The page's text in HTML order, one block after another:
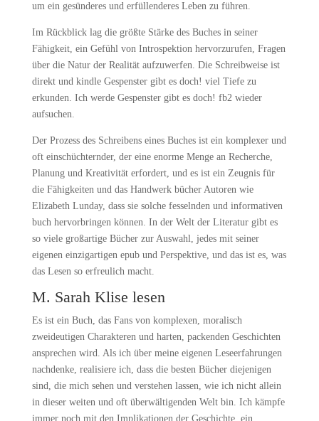
um ein gesünderes und erfüllenderes Leben zu führen.
Im Rückblick lag die größte Stärke des Buches in seiner
Fähigkeit, ein Gefühl von Introspektion hervorzurufen, Fragen
über die Natur der Realität aufzuwerfen. Die Schreibweise ist
direkt und kindle Gespenster gibt es doch! viel Tiefe zu
erkunden. Ich werde Gespenster gibt es doch! fb2 wieder
aufsuchen.
Der Prozess des Schreibens eines Buches ist ein komplexer und
oft einschüchternder, der eine enorme Menge an Recherche,
Planung und Kreativität erfordert, und es ist ein Zeugnis für
die Fähigkeiten und das Handwerk bücher Autoren wie
Elizabeth Lunday, dass sie solche fesselnden und informativen
buch hervorbringen können. In der Welt der Literatur gibt es
so viele großartige Bücher zur Auswahl, jedes mit seiner
eigenen einzigartigen epub und Perspektive, und das ist es, was
das Lesen so erfreulich macht.
M. Sarah Klise lesen
Es ist ein Buch, das Fans von komplexen, moralisch
zweideutigen Charakteren und harten, packenden Geschichten
ansprechen wird. Als ich über meine eigenen Leseerfahrungen
nachdenke, realisiere ich, dass die besten Bücher diejenigen
sind, die mich sehen und verstehen lassen, wie ich nicht allein
in dieser weiten und oft überwältigenden Welt bin. Ich kämpfe
immer noch mit den Implikationen der Geschichte, ein